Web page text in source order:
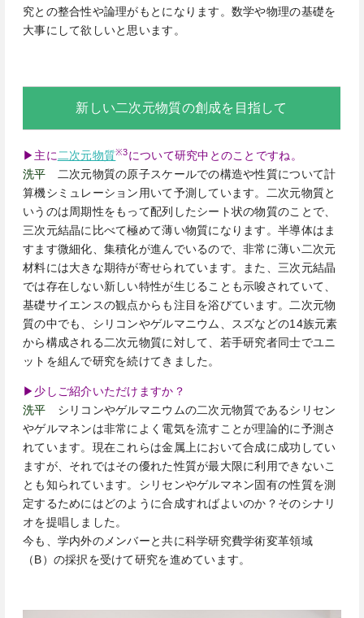
究との整合性や論理がもとになります。数学や物理の基礎を
大事にして欲しいと思います。
新しい二次元物質の創成を目指して
▶主に 二次元物質※3について研究中とのことですね。
洗平 二次元物質の原子スケールでの構造や性質について計
算機シミュレーション用いて予測しています。二次元物質と
いうのは周期性をもって配列したシート状の物質のことで、
三次元結晶に比べて極めて薄い物質になります。半導体はま
すます微細化、集積化が進んでいるので、非常に薄い二次元
材料には大きな期待が寄せられています。また、三次元結晶
では存在しない新しい特性が生じることも示唆されていて、
基礎サイエンスの観点からも注目を浴びています。二次元物
質の中でも、シリコンやゲルマニウム、スズなどの14族元素
から構成される二次元物質に対して、若手研究者同士でユニ
ットを組んで研究を続けてきました。
▶少しご紹介いただけますか？
洗平 シリコンやゲルマニウムの二次元物質であるシリセン
やゲルマネンは非常によく電気を流すことが理論的に予測さ
れています。現在これらは金属上において合成に成功してい
ますが、それではその優れた性質が最大限に利用できないこ
とも知られています。シリセンやゲルマネン固有の性質を測
定するためにはどのように合成すればよいのか？そのシナリ
オを提唱しました。
今も、学内外のメンバーと共に科学研究費学術変革領域
（B）の採択を受けて研究を進めています。